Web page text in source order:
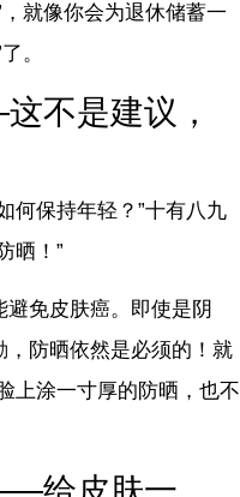
就像你会为退休储蓄一
。
不是建议，
何保持年轻？”十有八九
晒！”
免皮肤癌。即使是阴
防晒依然是必须的！就
上涂一寸厚的防晒，也不